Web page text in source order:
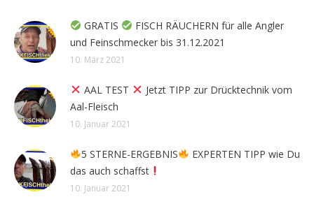
GRATIS
FISCH RÄUCHERN für alle Angler
und Feinschmecker bis 31.12.2021
10. März 2021
AAL TEST
Jetzt TIPP zur Drücktechnik vom
Aal-Fleisch
10. Januar 2021
5 STERNE-ERGEBNIS
EXPERTEN TIPP wie Du
das auch schaffst
10. Januar 2021